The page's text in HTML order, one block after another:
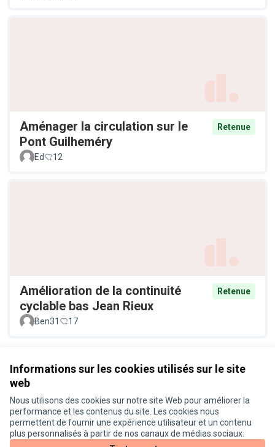
Informations sur les cookies utilisés sur le site
web
Nous utilisons des cookies sur notre site Web pour améliorer la
performance et les contenus du site. Les cookies nous
permettent de fournir une expérience utilisateur et un contenu
plus personnalisés à partir de nos canaux de médias sociaux.
Aménager la circulation sur le
Pont Guilheméry
Retenue
Ed 12
Amélioration de la continuité
cyclable bas Jean Rieux
Retenue
Ben31 17
Conditions d'utilisation
Paramètres des cookies
Je participe ! sur X
(Lien externe)
Je participe ! sur Facebook
Je participe ! sur Instagram